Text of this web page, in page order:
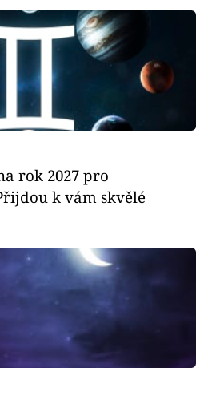
rok 2027 pro
k vám skvělé